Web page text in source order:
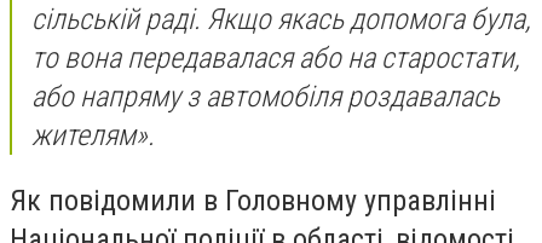
сільській раді. Якщо якась допомога була,
то вона передавалася або на старостати,
або напряму з автомобіля роздавалась
жителям».
Як повідомили в Головному управлінні